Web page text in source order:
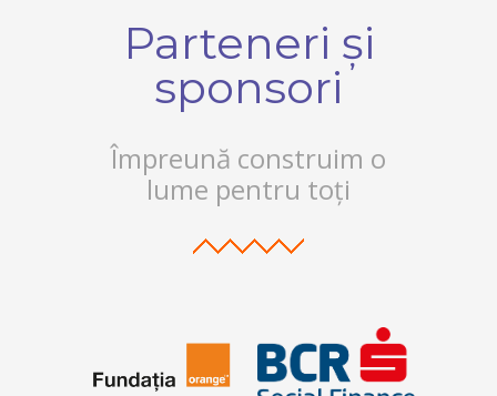
Parteneri și
sponsori
Împreună construim o
lume pentru toți